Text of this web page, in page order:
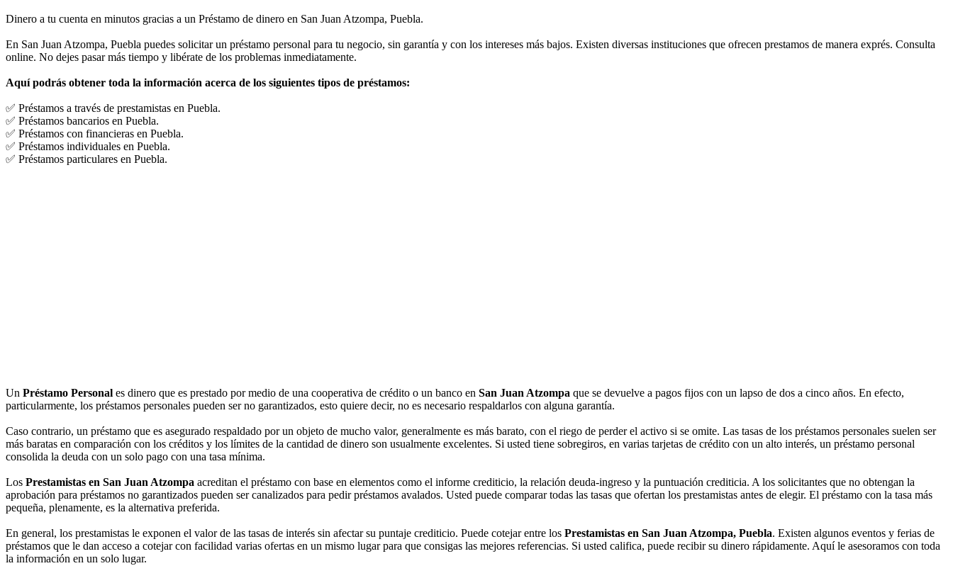
Dinero a tu cuenta en minutos gracias a un Préstamo de dinero en San Juan Atzompa, Puebla.
En San Juan Atzompa, Puebla puedes solicitar un préstamo personal para tu negocio, sin garantía y con los intereses más bajos. Existen diversas instituciones que ofrecen prestamos de manera exprés. Consulta
online. No dejes pasar más tiempo y libérate de los problemas inmediatamente.
Aquí podrás obtener toda la información acerca de los siguientes tipos de préstamos:
✅ Préstamos a través de prestamistas en Puebla.
✅ Préstamos bancarios en Puebla.
✅ Préstamos con financieras en Puebla.
✅ Préstamos individuales en Puebla.
✅ Préstamos particulares en Puebla.
Un Préstamo Personal es dinero que es prestado por medio de una cooperativa de crédito o un banco en San Juan Atzompa que se devuelve a pagos fijos con un lapso de dos a cinco años. En efecto,
particularmente, los préstamos personales pueden ser no garantizados, esto quiere decir, no es necesario respaldarlos con alguna garantía.
Caso contrario, un préstamo que es asegurado respaldado por un objeto de mucho valor, generalmente es más barato, con el riego de perder el activo si se omite. Las tasas de los préstamos personales suelen ser
más baratas en comparación con los créditos y los límites de la cantidad de dinero son usualmente excelentes. Si usted tiene sobregiros, en varias tarjetas de crédito con un alto interés, un préstamo personal
consolida la deuda con un solo pago con una tasa mínima.
Los Prestamistas en San Juan Atzompa acreditan el préstamo con base en elementos como el informe crediticio, la relación deuda-ingreso y la puntuación crediticia. A los solicitantes que no obtengan la
aprobación para préstamos no garantizados pueden ser canalizados para pedir préstamos avalados. Usted puede comparar todas las tasas que ofertan los prestamistas antes de elegir. El préstamo con la tasa más
pequeña, plenamente, es la alternativa preferida.
En general, los prestamistas le exponen el valor de las tasas de interés sin afectar su puntaje crediticio. Puede cotejar entre los Prestamistas en San Juan Atzompa, Puebla. Existen algunos eventos y ferias de
préstamos que le dan acceso a cotejar con facilidad varias ofertas en un mismo lugar para que consigas las mejores referencias. Si usted califica, puede recibir su dinero rápidamente. Aquí le asesoramos con toda
la información en un solo lugar.